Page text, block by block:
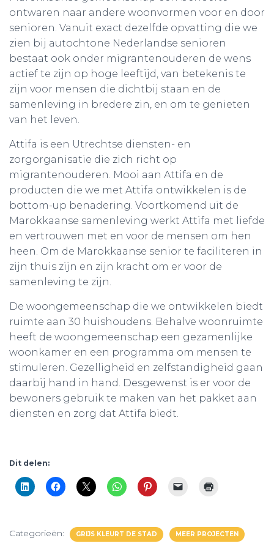
ontwaren naar andere woonvormen voor en door
senioren. Vanuit exact dezelfde opvatting die we
zien bij autochtone Nederlandse senioren
bestaat ook onder migrantenouderen de wens
actief te zijn op hoge leeftijd, van betekenis te
zijn voor mensen die dichtbij staan en de
samenleving in bredere zin, en om te genieten
van het leven.
Attifa is een Utrechtse diensten- en
zorgorganisatie die zich richt op
migrantenouderen. Mooi aan Attifa en de
producten die we met Attifa ontwikkelen is de
bottom-up benadering. Voortkomend uit de
Marokkaanse samenleving werkt Attifa met liefde
en vertrouwen met en voor de mensen om hen
heen. Om de Marokkaanse senior te faciliteren in
zijn thuis zijn en zijn kracht om er voor de
samenleving te zijn.
De woongemeenschap die we ontwikkelen biedt
ruimte aan 30 huishoudens. Behalve woonruimte
heeft de woongemeenschap een gezamenlijke
woonkamer en een programma om mensen te
stimuleren. Gezelligheid en zelfstandigheid gaan
daarbij hand in hand. Desgewenst is er voor de
bewoners gebruik te maken van het pakket aan
diensten en zorg dat Attifa biedt.
Dit delen:
Categorieën: GRIJS KLEURT DE STAD MEER PROJECTEN